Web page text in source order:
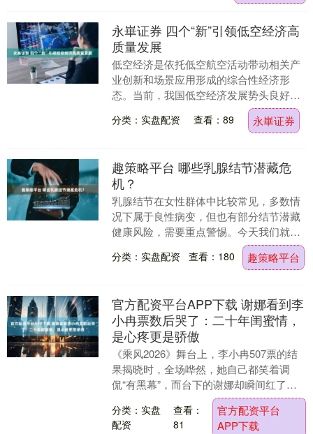
永崋证券 四个“新”引领低空经济高
质量发展
低空经济是依托低空航空活动带动相关产
业创新和场景应用形成的综合性经济形
态。当前，我国低空经济发展势头良好，
政策体系加快完善，场景应用持续拓展，
对国民经济带动作用....
分类：实盘配资 查看：89 永崋证券
趣策略平台 哪些乳腺结节潜藏危
机？
乳腺结节在女性群体中比较常见，多数情
况下属于良性病变，但也有部分结节潜藏
健康风险，需要重点警惕。今天我们就来
好好聊聊乳腺结节这一话题。 1 警惕扎根
危险位置的结....
分类：实盘配资 查看：180 趣策略平台
官方配资平台APP下载 谢娜看到李
小冉票数后哭了：二十年闺蜜情，
是心疼更是骄傲
《乘风2026》舞台上，李小冉507票的结
果揭晓时，全场哗然，她自己都笑着调
侃“有黑幕”，而台下的谢娜却瞬间红了眼
眶，捂着嘴止不住落泪，这一幕戳中无数
观众的心。....
分类：实盘
配资
查看：
81
官方配资平台
APP下载